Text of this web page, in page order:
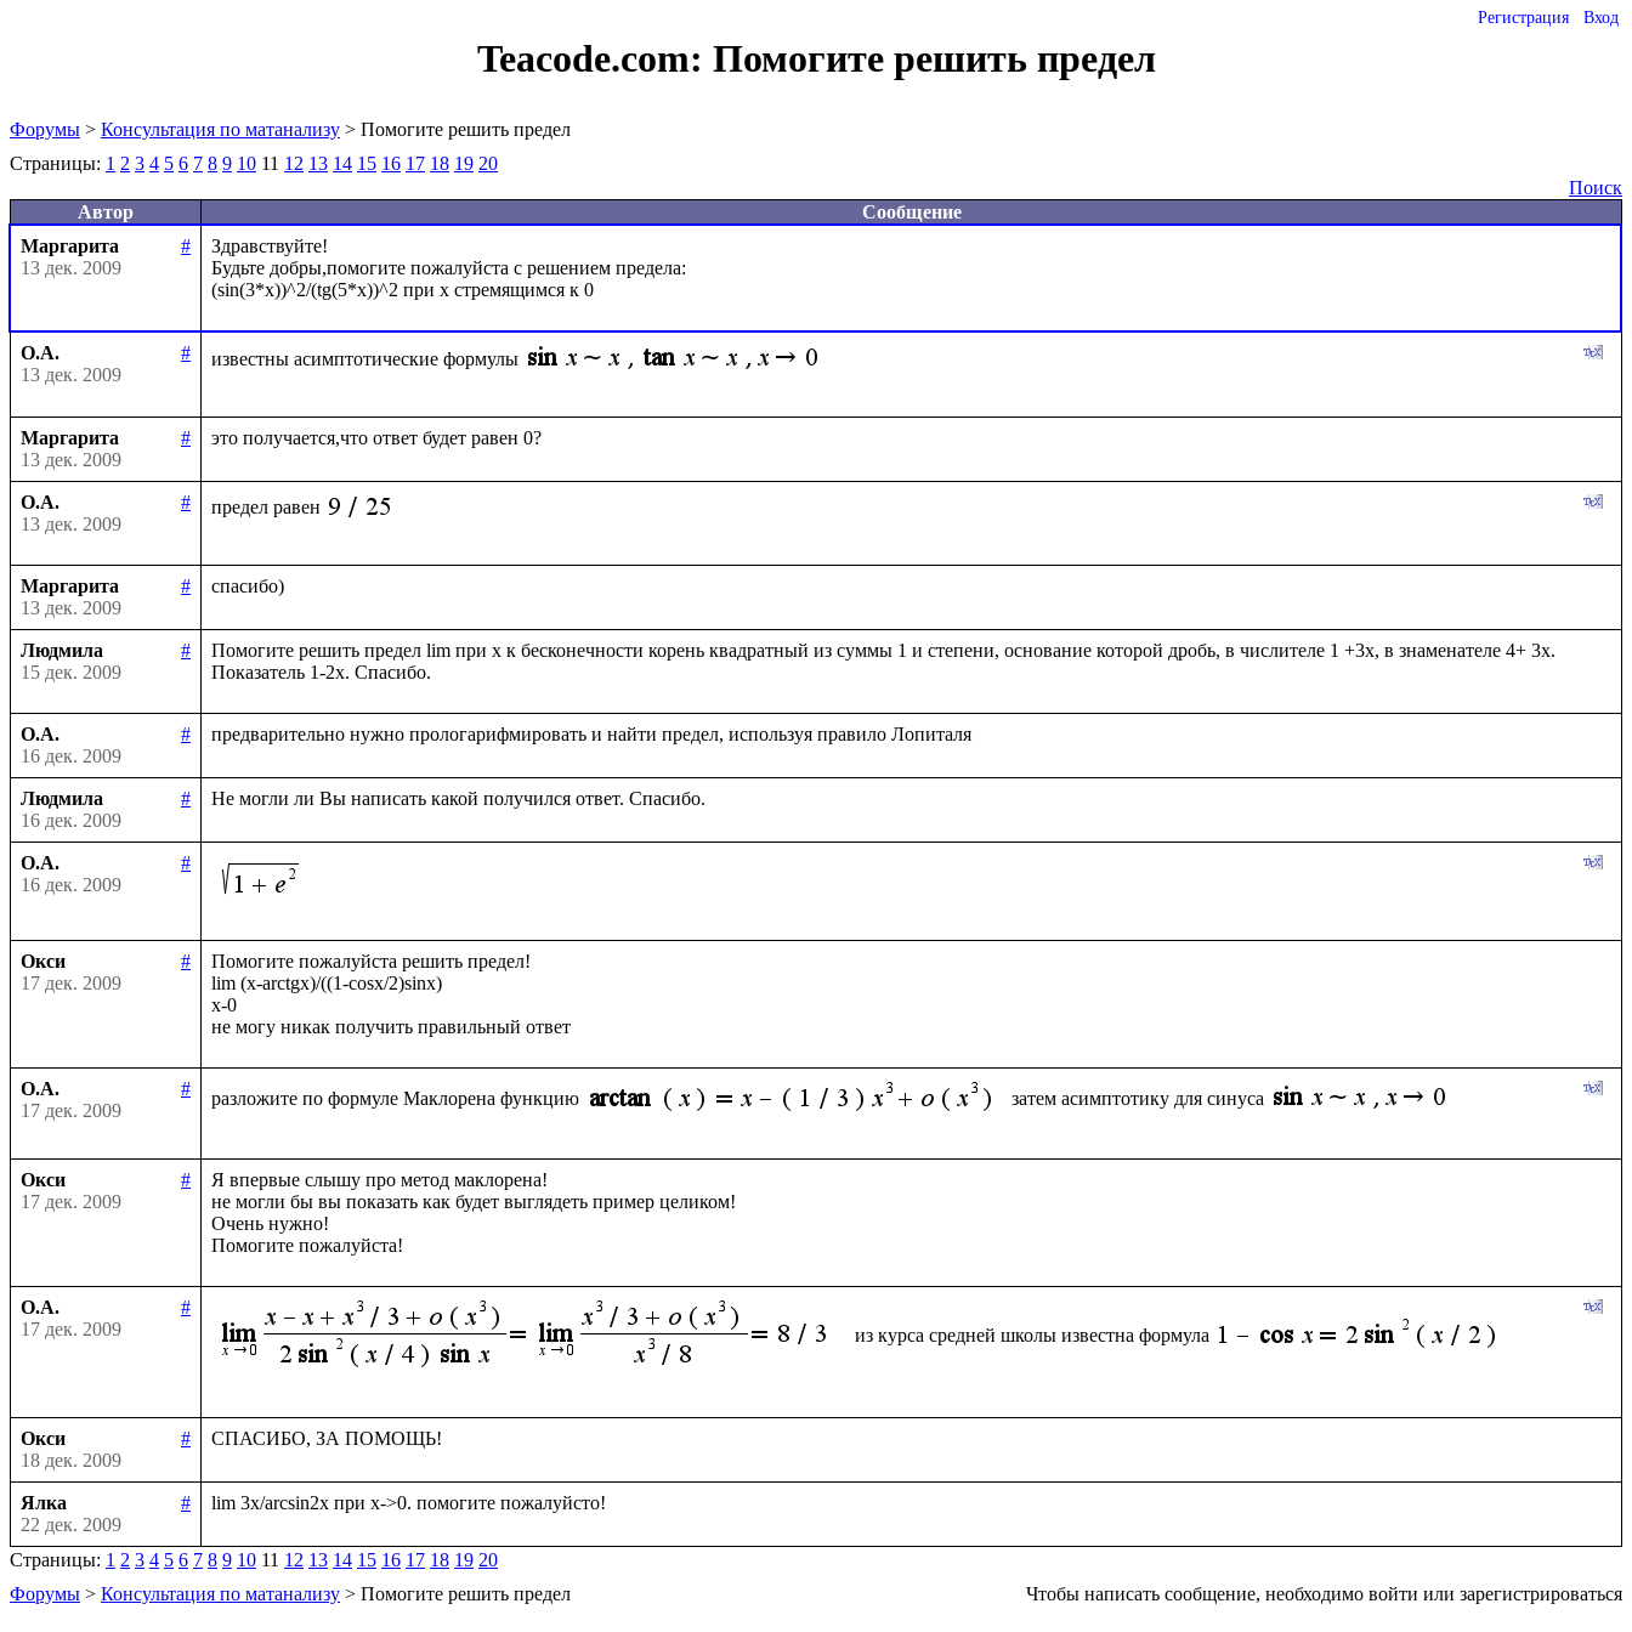
Регистрация Вход
Teacode.com: Помогите решить предел
Форумы > Консультация по матанализу > Помогите решить предел
Страницы: 1 2 3 4 5 6 7 8 9 10 11 12 13 14 15 16 17 18 19 20
Поиск
Автор
Сообщение
Маргарита
#
13 дек. 2009
Здравствуйте!
Будьте добры,помогите пожалуйста с решением предела:
О.А.
#
13 дек. 2009
известны асимптотические формулы
Маргарита
#
13 дек. 2009
О.А.
#
13 дек. 2009
предел равен
Маргарита
#
13 дек. 2009
Людмила
#
15 дек. 2009
Помогите решить предел lim при х к бесконечности корень квадратный из суммы 1 и степени, основание которой дробь, в числителе 1 +3х, в знаменателе 4+ 3х.
О.А.
#
16 дек. 2009
Людмила
#
16 дек. 2009
О.А.
#
16 дек. 2009
Окси
#
17 дек. 2009
Помогите пожалуйста решить предел!
lim (x-arctgx)/((1-cosx/2)sinx)
x-0
О.А.
#
17 дек. 2009
разложите по формуле Маклорена функцию затем асимптотику для синуса
Окси
#
17 дек. 2009
Я впервые слышу про метод маклорена!
не могли бы вы показать как будет выглядеть пример целиком!
Очень нужно!
О.А.
#
17 дек. 2009
из курса средней школы известна формула
Окси
#
18 дек. 2009
Ялка
#
22 дек. 2009
Страницы: 1 2 3 4 5 6 7 8 9 10 11 12 13 14 15 16 17 18 19 20
Форумы > Консультация по матанализу > Помогите решить предел Чтобы написать сообщение, необходимо войти или зарегистрироваться